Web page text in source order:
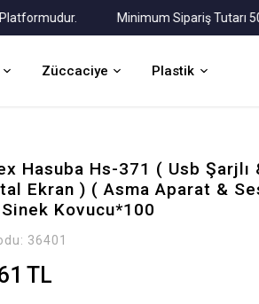
Minimum Sipariş Tutarı 5000
Züccaciye Plastik
Hasuba Hs-371 ( Usb Şarjlı
Ekran ) ( Asma Aparat &
Sinek Kovucu*100
36401
TL